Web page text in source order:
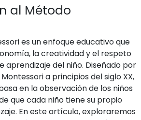
al Método
es un enfoque educativo que
la creatividad y el respeto
aprendizaje del niño. Diseñado por
a principios del siglo XX,
en la observación de los niños
que cada niño tiene su propio
En este artículo, exploraremos